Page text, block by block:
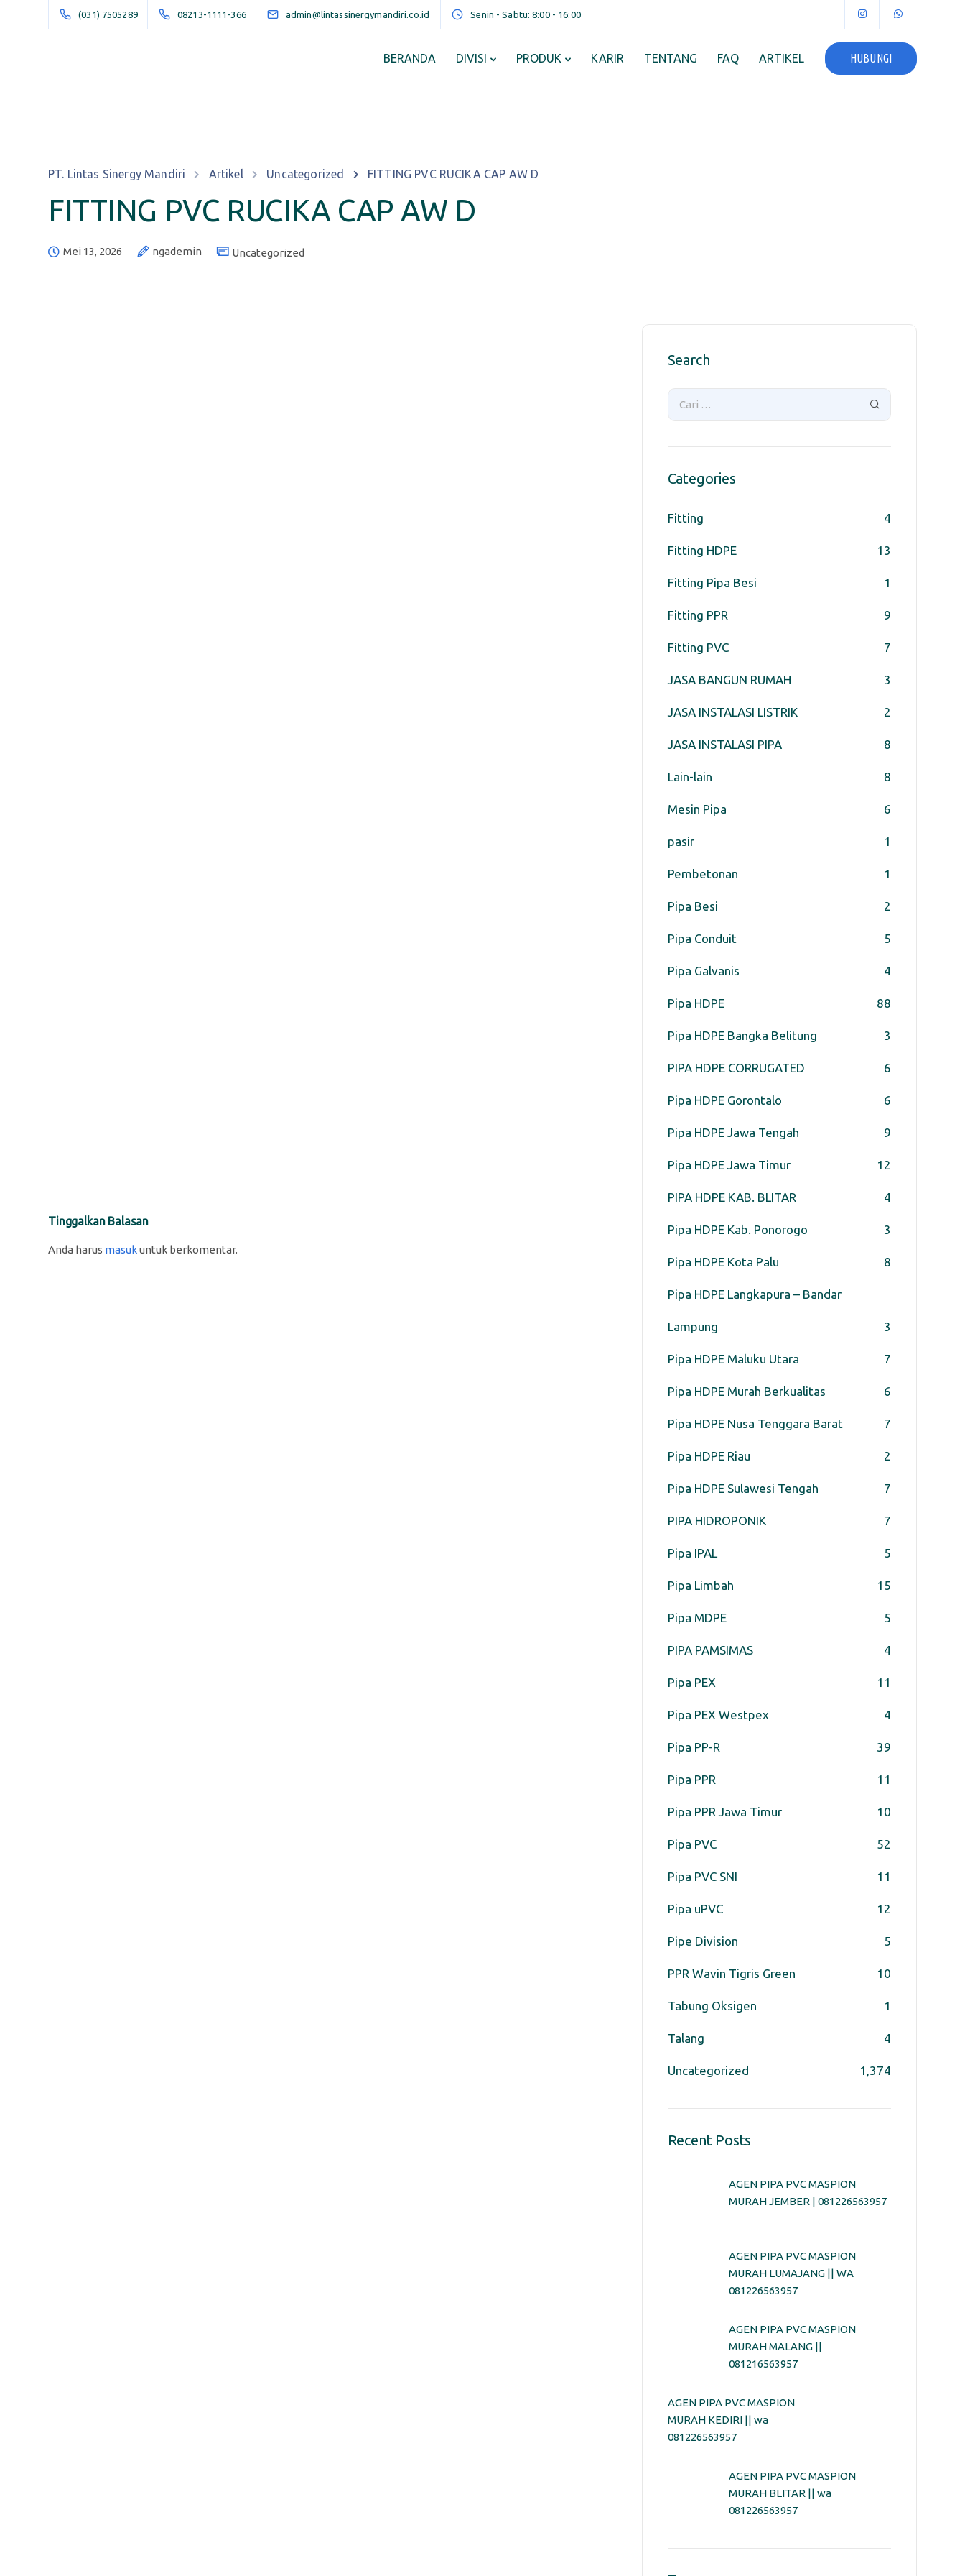
(031) 7505289 08213-1111-366 admin@lintassinergymandiri.co.id Senin - Sabtu: 8:00 - 16:00
BERANDA DIVISI PRODUK KARIR TENTANG FAQ ARTIKEL HUBUNGI
PT. Lintas Sinergy Mandiri Artikel Uncategorized FITTING PVC RUCIKA CAP AW D
FITTING PVC RUCIKA CAP AW D
Mei 13, 2026 ngademin Uncategorized
Tinggalkan Balasan
Anda harus masukuntuk berkomentar.
Search
Categories
Fitting 4
Fitting HDPE 13
Fitting Pipa Besi 1
Fitting PPR 9
Fitting PVC 7
JASA BANGUN RUMAH 3
JASA INSTALASI LISTRIK 2
JASA INSTALASI PIPA 8
Lain-lain 8
Mesin Pipa 6
pasir 1
Pembetonan 1
Pipa Besi 2
Pipa Conduit 5
Pipa Galvanis 4
Pipa HDPE 88
Pipa HDPE Bangka Belitung 3
PIPA HDPE CORRUGATED 6
Pipa HDPE Gorontalo 6
Pipa HDPE Jawa Tengah 9
Pipa HDPE Jawa Timur 12
PIPA HDPE KAB. BLITAR 4
Pipa HDPE Kab. Ponorogo 3
Pipa HDPE Kota Palu 8
Pipa HDPE Langkapura – Bandar
Lampung 3
Pipa HDPE Maluku Utara 7
Pipa HDPE Murah Berkualitas 6
Pipa HDPE Nusa Tenggara Barat 7
Pipa HDPE Riau 2
Pipa HDPE Sulawesi Tengah 7
PIPA HIDROPONIK 7
Pipa IPAL 5
Pipa Limbah 15
Pipa MDPE 5
PIPA PAMSIMAS 4
Pipa PEX 11
Pipa PEX Westpex 4
Pipa PP-R 39
Pipa PPR 11
Pipa PPR Jawa Timur 10
Pipa PVC 52
Pipa PVC SNI 11
Pipa uPVC 12
Pipe Division 5
PPR Wavin Tigris Green 10
Tabung Oksigen 1
Talang 4
Uncategorized 1,374
Recent Posts
AGEN PIPA PVC MASPION
MURAH JEMBER | 081226563957
AGEN PIPA PVC MASPION
MURAH LUMAJANG || WA
081226563957
AGEN PIPA PVC MASPION
MURAH MALANG ||
081216563957
AGEN PIPA PVC MASPION
MURAH KEDIRI || wa
081226563957
AGEN PIPA PVC MASPION
MURAH BLITAR || wa
081226563957